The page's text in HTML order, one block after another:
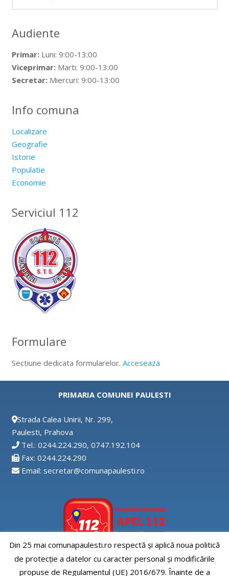
Audiente
Primar:Luni: 9:00-13:00
Viceprimar:Marti: 9:00-13:00
Secretar:Miercuri: 9:00-13:00
Info comuna
Localizare
Geografie
Istorie
Populatie
Economie
Serviciul 112
Formulare
Sectiune dedicata formularelor. Acceseaza
PRIMARIA COMUNEI PAULESTI
Strada Calea Unirii, Nr. 299,
Paulesti, Prahova
Tel.: 0244.224.290, 0747.192.104
Fax: 0244.224.290
Email: secretar@comunapaulesti.ro
Aplicatia APEL112
Din 25 mai comunapaulesti.ro respectă și aplică noua politică
de protecție a datelor cu caracter personal și modificările
propuse de Regulamentul (UE) 2016/679. Înainte de a